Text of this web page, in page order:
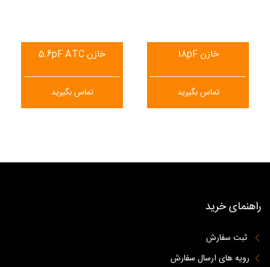
خازن 5.6pF ATC
تماس بگیرید
خازن 18pF
تماس بگیرید
راهنمای خرید
ثبت سفارش
رویه های ارسال سفارش